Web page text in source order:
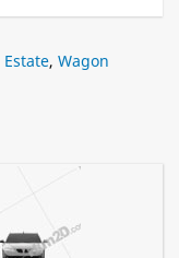
Estate, Wagon